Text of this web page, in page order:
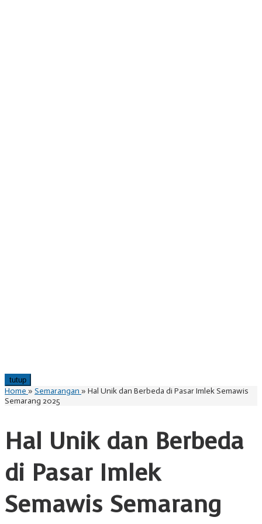
tutup
Home » Semarangan » Hal Unik dan Berbeda di Pasar Imlek Semawis
Semarang 2025
Hal Unik dan Berbeda
di Pasar Imlek
Semawis Semarang